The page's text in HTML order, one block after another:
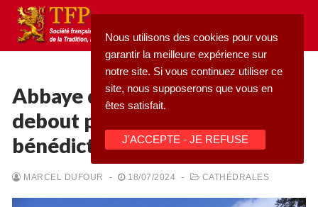
Aller
contenu
Rechercher
:
Accueil
Abbaye de Jumièges : se tenir
debout pour attirer les
bénédictions de Dieu
MARCEL DUFOUR - 18/07/2024 - CATHÉDRALES
Nous utilisons des cookies pour vous
garantir la meilleure expérience sur
notre site. Si vous continuez utiliser ce
site, nous supposerons que vous en
êtes satisfait.
J'ACCEPTE - JE REFUSE